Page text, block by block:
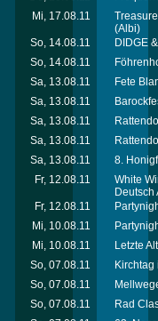
Mi, 17.08.11
(Albi)
So, 14.08.11
DIDGE
So, 14.08.11
Sa, 13.08.11
Fete
Sa, 13.08.11
Sa, 13.08.11
Sa, 13.08.11
Sa, 13.08.11
8.
Fr, 12.08.11
White
Deutsch
Fr, 12.08.11
Mi, 10.08.11
Mi, 10.08.11
Letzte
So, 07.08.11
So, 07.08.11
So, 07.08.11
Rad